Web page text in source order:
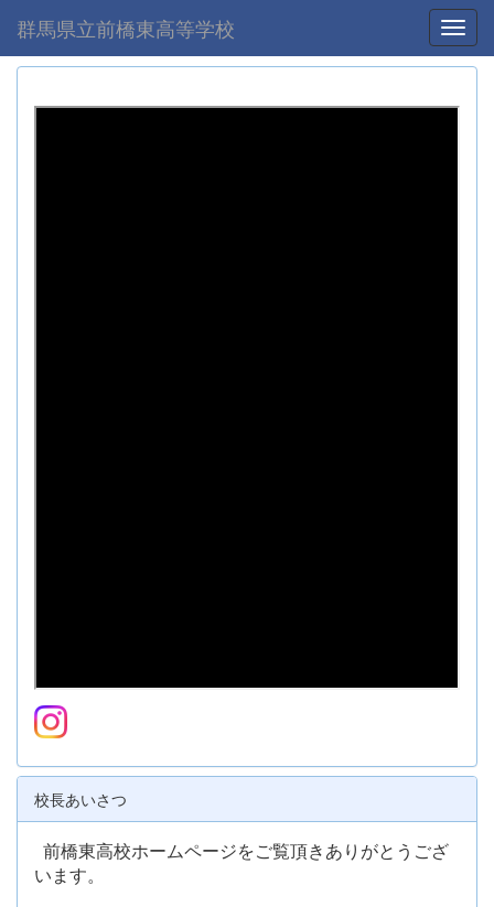
群馬県立前橋東高等学校
校長あいさつ
前橋東高校ホームページをご覧頂きありがとうござ
います。